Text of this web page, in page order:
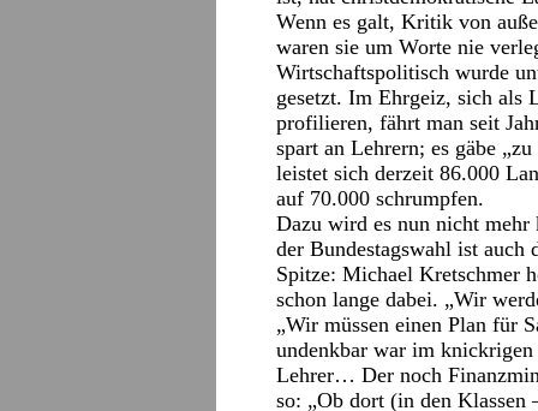
Wenn es galt, Kritik von
waren sie um Worte nie
Wirtschaftspolitisch wurde
gesetzt. Im Ehrgeiz, sich als
profilieren, fährt man seit
spart an Lehrern; es gäbe
leistet sich derzeit 86.000
auf 70.000 schrumpfen.
Dazu wird es nun nicht mehr
der Bundestagswahl ist auch
Spitze: Michael Kretschmer
schon lange dabei. „Wir
„Wir müssen einen Plan für
undenkbar war im knickrigen
Lehrer… Der noch
so: „Ob dort (in den